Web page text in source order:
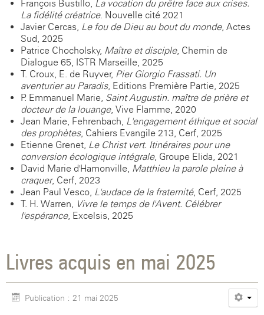
François Bustillo, La vocation du prêtre face aux crises.
La fidélité créatrice. Nouvelle cité 2021
Javier Cercas, Le fou de Dieu au bout du monde, Actes
Sud, 2025
Patrice Chocholsky, Maître et disciple, Chemin de
Dialogue 65, ISTR Marseille, 2025
T. Croux, E. de Ruyver, Pier Giorgio Frassati. Un
aventurier au Paradis, Editions Première Partie, 2025
P. Emmanuel-Marie, Saint Augustin. maître de prière et
docteur de la louange, Vive Flamme, 2020
Jean-Marie, Fehrenbach, L'engagement éthique et social
des prophètes, Cahiers Evangile 213, Cerf, 2025
Etienne Grenet, Le Christ vert. Itinéraires pour une
conversion écologique intégrale, Groupe Elida, 2021
David-Marie d'Hamonville, Matthieu la parole pleine à
craquer, Cerf, 2023
Jean-Paul Vesco, L'audace de la fraternité, Cerf, 2025
T. H. Warren, Vivre le temps de l'Avent. Célébrer
l'espérance, Excelsis, 2025
Livres acquis en mai 2025
Publication : 21 mai 2025